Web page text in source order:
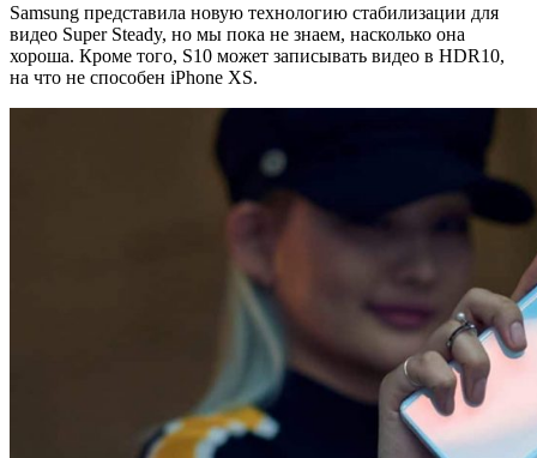
Samsung представила новую технологию стабилизации для
видео Super Steady, но мы пока не знаем, насколько она
хороша. Кроме того, S10 может записывать видео в HDR10,
на что не способен iPhone XS.